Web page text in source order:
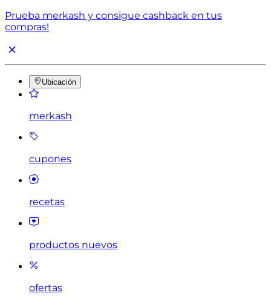
Prueba merkash y consigue cashback en tus
compras!
Ubicación
merkash
cupones
recetas
productos nuevos
ofertas